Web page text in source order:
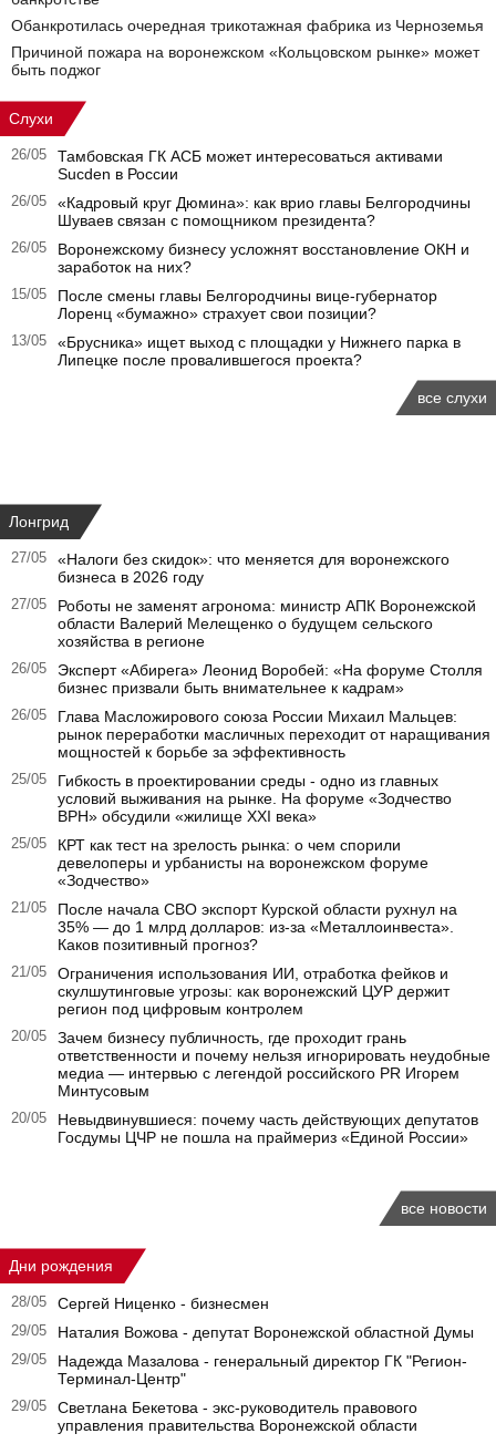
Обанкротилась очередная трикотажная фабрика из Черноземья
Причиной пожара на воронежском «Кольцовском рынке» может
быть поджог
Слухи
26/05
Тамбовская ГК АСБ может интересоваться активами
Sucden в России
26/05
«Кадровый круг Дюмина»: как врио главы Белгородчины
Шуваев связан с помощником президента?
26/05
Воронежскому бизнесу усложнят восстановление ОКН и
заработок на них?
15/05
После смены главы Белгородчины вице-губернатор
Лоренц «бумажно» страхует свои позиции?
13/05
«Брусника» ищет выход с площадки у Нижнего парка в
Липецке после провалившегося проекта?
все слухи
Лонгрид
27/05
«Налоги без скидок»: что меняется для воронежского
бизнеса в 2026 году
27/05
Роботы не заменят агронома: министр АПК Воронежской
области Валерий Мелещенко о будущем сельского
хозяйства в регионе
26/05
Эксперт «Абирега» Леонид Воробей: «На форуме Столля
бизнес призвали быть внимательнее к кадрам»
26/05
Глава Масложирового союза России Михаил Мальцев:
рынок переработки масличных переходит от наращивания
мощностей к борьбе за эффективность
25/05
Гибкость в проектировании среды - одно из главных
условий выживания на рынке. На форуме «Зодчество
ВРН» обсудили «жилище XXI века»
25/05
КРТ как тест на зрелость рынка: о чем спорили
девелоперы и урбанисты на воронежском форуме
«Зодчество»
21/05
После начала СВО экспорт Курской области рухнул на
35% — до 1 млрд долларов: из-за «Металлоинвеста».
Каков позитивный прогноз?
21/05
Ограничения использования ИИ, отработка фейков и
скулшутинговые угрозы: как воронежский ЦУР держит
регион под цифровым контролем
20/05
Зачем бизнесу публичность, где проходит грань
ответственности и почему нельзя игнорировать неудобные
медиа — интервью с легендой российского PR Игорем
Минтусовым
20/05
Невыдвинувшиеся: почему часть действующих депутатов
Госдумы ЦЧР не пошла на праймериз «Единой России»
все новости
Дни рождения
28/05 Сергей Ниценко - бизнесмен
29/05 Наталия Вожова - депутат Воронежской областной Думы
29/05
Надежда Мазалова - генеральный директор ГК "Регион-
Терминал-Центр"
29/05
Светлана Бекетова - экс-руководитель правового
управления правительства Воронежской области